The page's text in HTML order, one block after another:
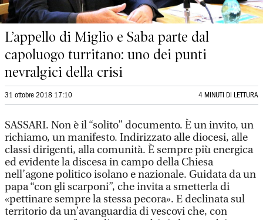
L’appello di Miglio e Saba parte dal
capoluogo turritano: uno dei punti
nevralgici della crisi
31 ottobre 2018 17:10 4 MINUTI DI LETTURA
SASSARI. Non è il “solito” documento. È un invito, un
richiamo, un manifesto. Indirizzato alle diocesi, alle
classi dirigenti, alla comunità. È sempre più energica
ed evidente la discesa in campo della Chiesa
nell’agone politico isolano e nazionale. Guidata da un
papa “con gli scarponi”, che invita a smetterla di
«pettinare sempre la stessa pecora». E declinata sul
territorio da un’avanguardia di vescovi che, con